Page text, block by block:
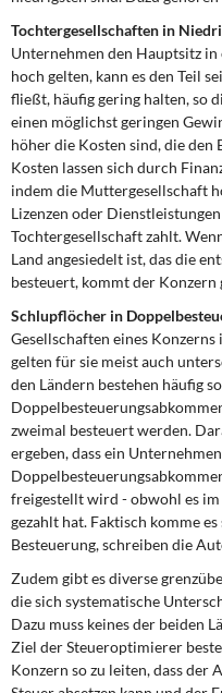
Tochtergesellschaften in
Unternehmen den Hauptsitz in
hoch gelten, kann es den Teil
fließt, häufig gering halten, so
einen möglichst geringen
höher die Kosten sind, die den
Kosten lassen sich durch
indem die Muttergesellschaft
Lizenzen oder
Tochtergesellschaft zahlt.
Land angesiedelt ist, das die
besteuert, kommt der Konzern
Schlupflöcher in
Gesellschaften eines
gelten für sie meist auch
den Ländern bestehen häufig
zweimal besteuert werden.
ergeben, dass ein
freigestellt wird - obwohl es im
gezahlt hat. Faktisch komme
Besteuerung, schreiben die
Zudem gibt es diverse
die sich systematische
Dazu muss keines der beiden
Ziel der Steueroptimierer
Konzern so zu leiten, dass der